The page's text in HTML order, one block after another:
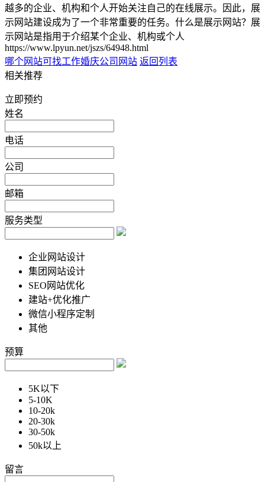
越多的企业、机构和个人开始关注自己的在线展示。因此，展
示网站建设成为了一个非常重要的任务。什么是展示网站？展
示网站是指用于介绍某个企业、机构或个人
https://www.lpyun.net/jszs/64948.html
哪个网站可找工作婚庆公司网站 返回列表
相关推荐
立即预约
姓名
电话
公司
邮箱
服务类型
企业网站设计
集团网站设计
SEO网站优化
建站+优化推广
微信小程序定制
其他
预算
5K以下
5-10K
10-20k
20-30k
30-50k
50k以上
留言